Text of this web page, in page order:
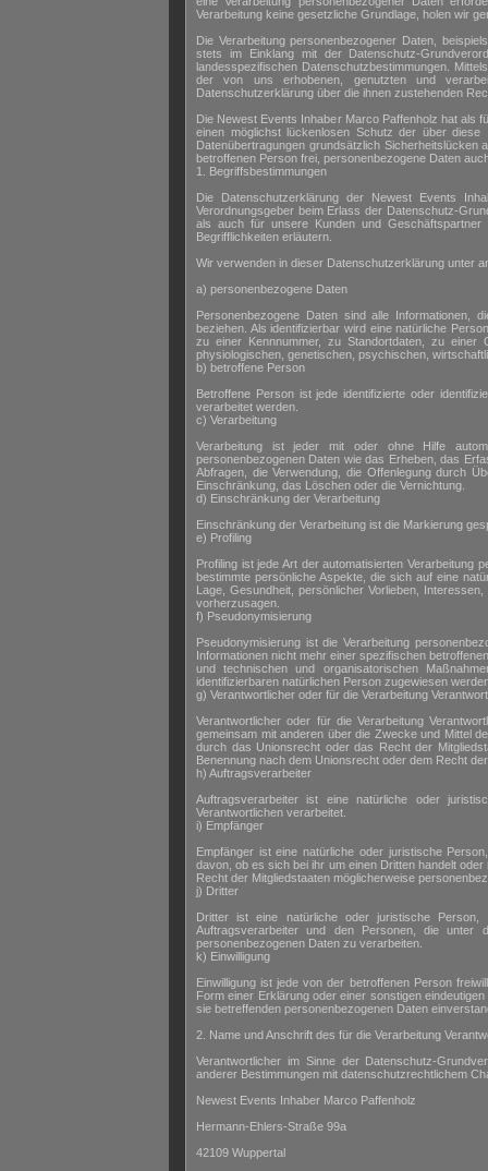
Verarbeitung keine gesetzliche Grundlage, holen wir
Die Verarbeitung personenbezogener Daten,
stets im Einklang mit der Datenschutz-
landesspezifischen Datenschutzbestimmungen.
der von uns erhobenen, genutzten und
Datenschutzerklärung über die ihnen zustehenden
Die Newest Events Inhaber Marco Paffenholz hat als
einen möglichst lückenlosen Schutz der über diese
Datenübertragungen grundsätzlich
betroffenen Person frei, personenbezogene Daten
1. Begriffsbestimmungen
Die Datenschutzerklärung der Newest Events
Verordnungsgeber beim Erlass der Datenschutz-
als auch für unsere Kunden und
Begrifflichkeiten erläutern.
Wir verwenden in dieser Datenschutzerklärung unter
a) personenbezogene Daten
Personenbezogene Daten sind alle Informationen,
beziehen. Als identifizierbar wird eine natürliche
zu einer Kennnummer, zu Standortdaten, zu einer
physiologischen, genetischen, psychischen,
b) betroffene Person
Betroffene Person ist jede identifizierte oder
verarbeitet werden.
c) Verarbeitung
Verarbeitung ist jeder mit oder ohne Hilfe
personenbezogenen Daten wie das Erheben, das
Abfragen, die Verwendung, die Offenlegung durch
Einschränkung, das Löschen oder die Vernichtung.
d) Einschränkung der Verarbeitung
Einschränkung der Verarbeitung ist die Markierung
e) Profiling
Profiling ist jede Art der automatisierten Verarbeitung
bestimmte persönliche Aspekte, die sich auf eine
Lage, Gesundheit, persönlicher Vorlieben,
vorherzusagen.
f) Pseudonymisierung
Pseudonymisierung ist die Verarbeitung
Informationen nicht mehr einer spezifischen
und technischen und organisatorischen
identifizierbaren natürlichen Person zugewiesen
g) Verantwortlicher oder für die Verarbeitung
Verantwortlicher oder für die Verarbeitung
gemeinsam mit anderen über die Zwecke und Mittel
durch das Unionsrecht oder das Recht der
Benennung nach dem Unionsrecht oder dem Recht
h) Auftragsverarbeiter
Auftragsverarbeiter ist eine natürliche oder
Verantwortlichen verarbeitet.
i) Empfänger
Empfänger ist eine natürliche oder juristische
davon, ob es sich bei ihr um einen Dritten handelt
Recht der Mitgliedstaaten möglicherweise
j) Dritter
Dritter ist eine natürliche oder juristische Person,
Auftragsverarbeiter und den Personen, die unter
personenbezogenen Daten zu verarbeiten.
k) Einwilligung
Einwilligung ist jede von der betroffenen Person
Form einer Erklärung oder einer sonstigen
sie betreffenden personenbezogenen Daten
2. Name und Anschrift des für die Verarbeitung
Verantwortlicher im Sinne der Datenschutz-
anderer Bestimmungen mit datenschutzrechtlichem
Newest Events Inhaber Marco Paffenholz
Hermann-Ehlers-Straße 99a
42109 Wuppertal